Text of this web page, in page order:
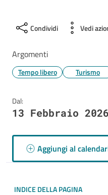
Condividi Vedi
Argomenti
Tempo libero Turismo
Dal:
13 Febbraio 2026
Aggiungi al
INDICE DELLA PAGINA